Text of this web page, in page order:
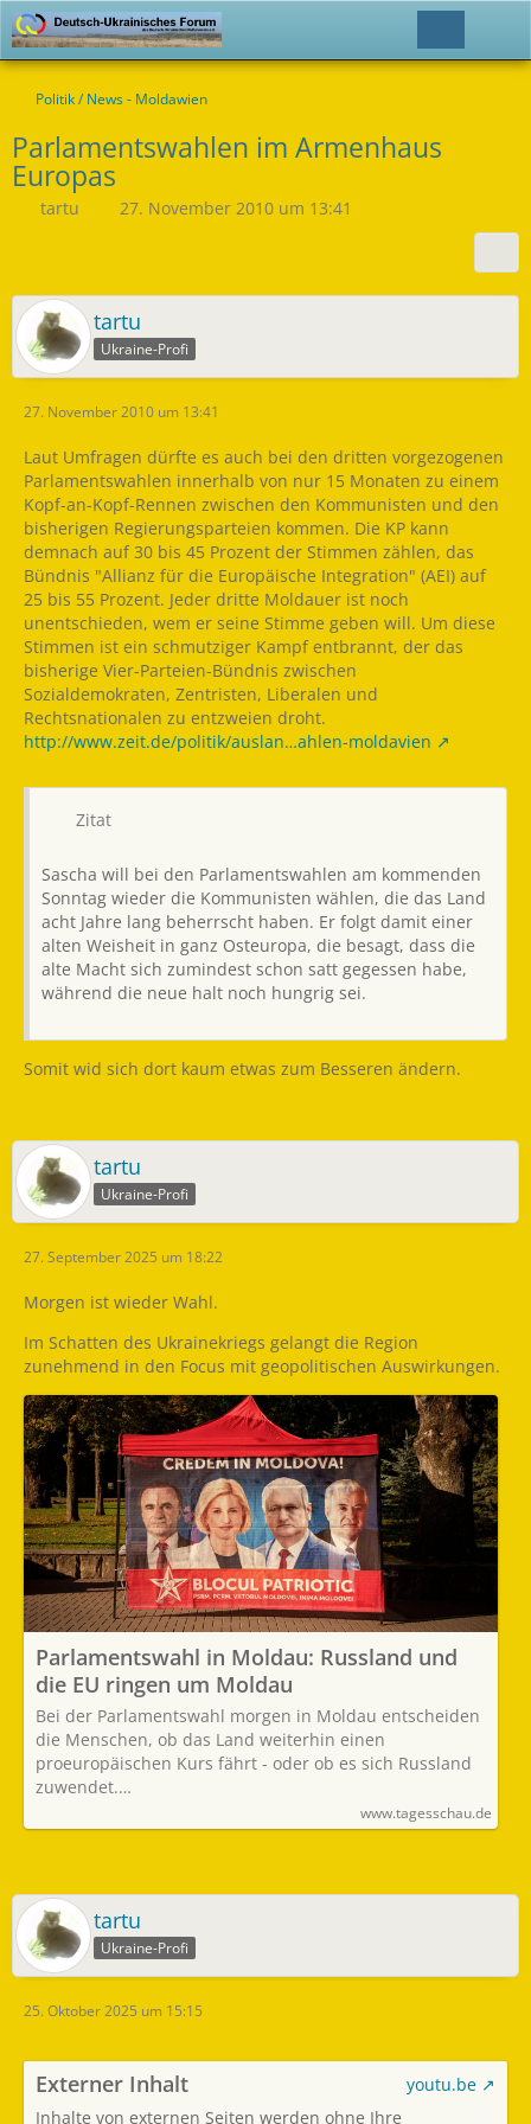
Politik / News - Moldawien
Parlamentswahlen im Armenhaus
Europas
tartu 27. November 2010 um 13:41
tartu
Ukraine-Profi
27. November 2010 um 13:41
Laut Umfragen dürfte es auch bei den dritten vorgezogenen
Parlamentswahlen innerhalb von nur 15 Monaten zu einem
Kopf-an-Kopf-Rennen zwischen den Kommunisten und den
bisherigen Regierungsparteien kommen. Die KP kann
demnach auf 30 bis 45 Prozent der Stimmen zählen, das
Bündnis "Allianz für die Europäische Integration" (AEI) auf
25 bis 55 Prozent. Jeder dritte Moldauer ist noch
unentschieden, wem er seine Stimme geben will. Um diese
Stimmen ist ein schmutziger Kampf entbrannt, der das
bisherige Vier-Parteien-Bündnis zwischen
Sozialdemokraten, Zentristen, Liberalen und
Rechtsnationalen zu entzweien droht.
http://www.zeit.de/politik/auslan…ahlen-moldavien
Zitat
Sascha will bei den Parlamentswahlen am kommenden
Sonntag wieder die Kommunisten wählen, die das Land
acht Jahre lang beherrscht haben. Er folgt damit einer
alten Weisheit in ganz Osteuropa, die besagt, dass die
alte Macht sich zumindest schon satt gegessen habe,
während die neue halt noch hungrig sei.
Somit wid sich dort kaum etwas zum Besseren ändern.
tartu
Ukraine-Profi
27. September 2025 um 18:22
Morgen ist wieder Wahl.
Im Schatten des Ukrainekriegs gelangt die Region
zunehmend in den Focus mit geopolitischen Auswirkungen.
Parlamentswahl in Moldau: Russland und
die EU ringen um Moldau
Bei der Parlamentswahl morgen in Moldau entscheiden
die Menschen, ob das Land weiterhin einen
proeuropäischen Kurs fährt - oder ob es sich Russland
zuwendet.…
www.tagesschau.de
tartu
Ukraine-Profi
25. Oktober 2025 um 15:15
Externer Inhalt
youtu.be
Inhalte von externen Seiten werden ohne Ihre